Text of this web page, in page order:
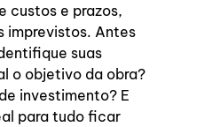
custos e prazos,
imprevistos. Antes
suas
o objetivo da obra?
investimento? E
para tudo ficar